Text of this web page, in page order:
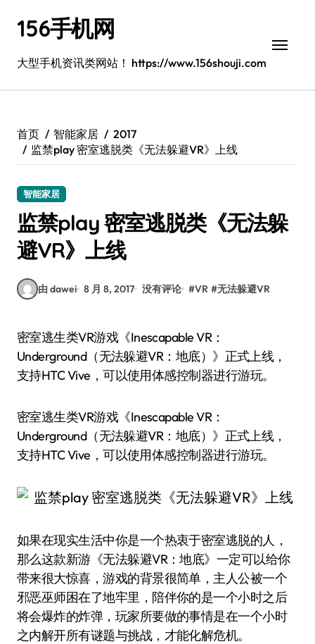
156手机网
大型手机资讯类网站！ https://www.156shouji.com
首页 智能家居
2017
监禁play 密室逃脱类《无法躲避VR》上线
智能家居
监禁play 密室逃脱类《无法躲
避VR》上线
由 dawei 8 月 8, 2017 没有评论 #VR #无法躲避VR
密室逃生类VR游戏《Inescapable VR：
Underground（无法躲避VR：地底）》正式上线，
支持HTC Vive，可以使用体感控制器进行游玩。
密室逃生类VR游戏《Inescapable VR：
Underground（无法躲避VR：地底）》正式上线，
支持HTC Vive，可以使用体感控制器进行游玩。
如果在现实生活中你是一个热衷于密室逃脱的人，
那么这款新游《无法躲避VR：地底》一定可以给你
带来很大惊喜，游戏的背景很简单，主人公被一个
邪恶巫师困在了地牢里，陪伴你的是一个小时之后
将会爆炸的炸弹，玩家所要做的事情是在一个小时
之内解开所有谜题与挑战，才能化解危机。